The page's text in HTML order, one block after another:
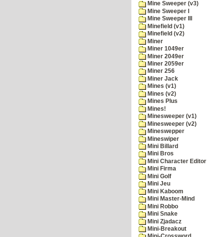
Mine Sweeper (v3)
Mine Sweeper I
Mine Sweeper III
Minefield (v1)
Minefield (v2)
Miner
Miner 1049er
Miner 2049er
Miner 2059er
Miner 256
Miner Jack
Mines (v1)
Mines (v2)
Mines Plus
Mines!
Minesweeper (v1)
Minesweeper (v2)
Mineswepper
Mineswiper
Mini Billard
Mini Bros
Mini Character Editor
Mini Firma
Mini Golf
Mini Jeu
Mini Kaboom
Mini Master-Mind
Mini Robbo
Mini Snake
Mini Zjadacz
Mini-Breakout